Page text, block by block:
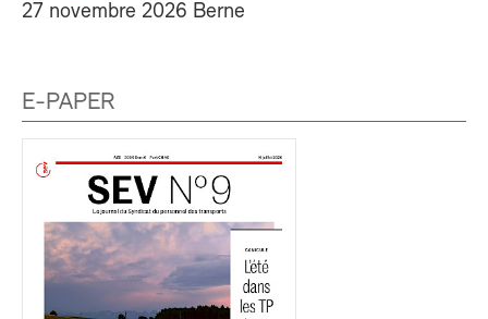
27 novembre 2026 Berne
E-PAPER